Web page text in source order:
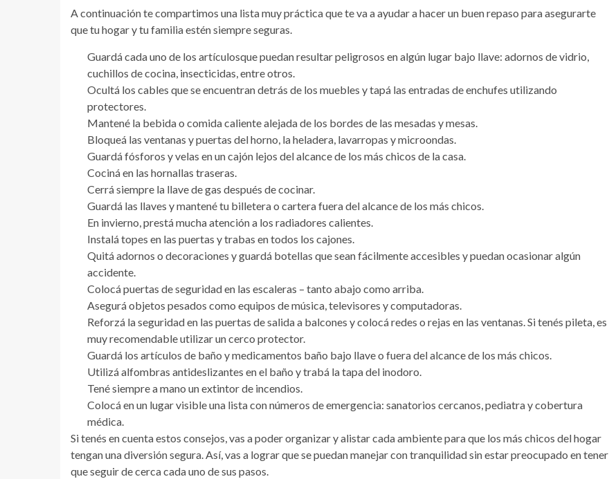
A continuación te compartimos una lista muy práctica que te va a ayudar a hacer un buen repaso para asegurarte
que tu hogar y tu familia estén siempre seguras.
Guardá cada uno de los artículosque puedan resultar peligrosos en algún lugar bajo llave: adornos de vidrio,
cuchillos de cocina, insecticidas, entre otros.
Ocultá los cables que se encuentran detrás de los muebles y tapá las entradas de enchufes utilizando
protectores.
Mantené la bebida o comida caliente alejada de los bordes de las mesadas y mesas.
Bloqueá las ventanas y puertas del horno, la heladera, lavarropas y microondas.
Guardá fósforos y velas en un cajón lejos del alcance de los más chicos de la casa.
Cociná en las hornallas traseras.
Cerrá siempre la llave de gas después de cocinar.
Guardá las llaves y mantené tu billetera o cartera fuera del alcance de los más chicos.
En invierno, prestá mucha atención a los radiadores calientes.
Instalá topes en las puertas y trabas en todos los cajones.
Quitá adornos o decoraciones y guardá botellas que sean fácilmente accesibles y puedan ocasionar algún
accidente.
Colocá puertas de seguridad en las escaleras – tanto abajo como arriba.
Asegurá objetos pesados como equipos de música, televisores y computadoras.
Reforzá la seguridad en las puertas de salida a balcones y colocá redes o rejas en las ventanas. Si tenés pileta, es
muy recomendable utilizar un cerco protector.
Guardá los artículos de baño y medicamentos baño bajo llave o fuera del alcance de los más chicos.
Utilizá alfombras antideslizantes en el baño y trabá la tapa del inodoro.
Tené siempre a mano un extintor de incendios.
Colocá en un lugar visible una lista con números de emergencia: sanatorios cercanos, pediatra y cobertura
médica.
Si tenés en cuenta estos consejos, vas a poder organizar y alistar cada ambiente para que los más chicos del hogar
tengan una diversión segura. Así, vas a lograr que se puedan manejar con tranquilidad sin estar preocupado en tener
que seguir de cerca cada uno de sus pasos.